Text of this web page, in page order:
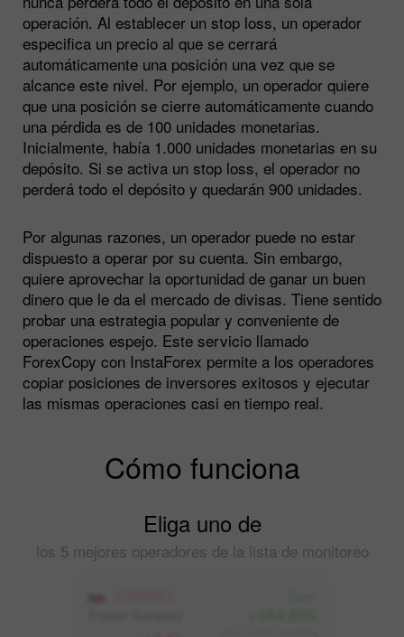
operación. Al establecer un stop loss, un operador
especifica un precio al que se cerrará
automáticamente una posición una vez que se
alcance este nivel. Por ejemplo, un operador quiere
que una posición se cierre automáticamente cuando
una pérdida es de 100 unidades monetarias.
Inicialmente, había 1.000 unidades monetarias en su
depósito. Si se activa un stop loss, el operador no
perderá todo el depósito y quedarán 900 unidades.
Por algunas razones, un operador puede no estar
dispuesto a operar por su cuenta. Sin embargo,
quiere aprovechar la oportunidad de ganar un buen
dinero que le da el mercado de divisas. Tiene sentido
probar una estrategia popular y conveniente de
operaciones espejo. Este servicio llamado
ForexCopy con InstaForex permite a los operadores
copiar posiciones de inversores exitosos y ejecutar
las mismas operaciones casi en tiempo real.
Cómo funciona
Eliga uno de
los 5 mejores operadores de la lista de monitoreo